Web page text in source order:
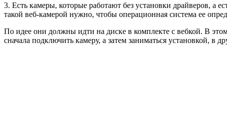
3. Есть камеры, которые работают без установки драйверов, а
такой веб-камерой нужно, чтобы операционная система ее
По идее они должны идти на диске в комплекте с вебкой. В
сначала подключить камеру, а затем заниматься установкой, в